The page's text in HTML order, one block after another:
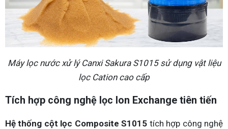
Máy lọc nước xử lý Canxi Sakura S1015 sử dụng vật liệu
lọc Cation cao cấp
Tích hợp công nghệ lọc Ion Exchange tiên tiến
Hệ thống cột lọc Composite S1015 tích hợp công nghệ